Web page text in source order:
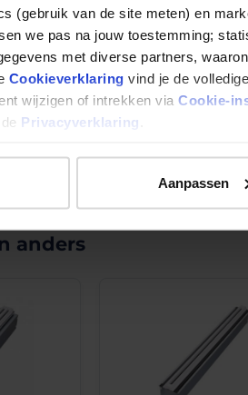
(gebruik van de site meten) en
we pas na jouw toestemming;
met diverse partners,
Cookieverklaring vind je de
wijzigen of intrekken via Cookie-
Privacyverklaring
Aanpassen
anders